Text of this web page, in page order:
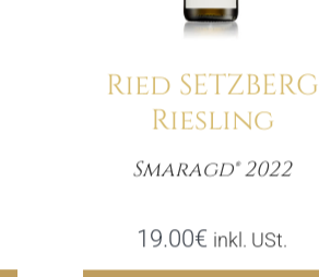
Ried SETZBERG
Riesling
Smaragd® 2022
19.00€ inkl. USt.
Menge